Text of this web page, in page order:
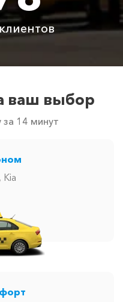
Точную цену вам
при заказе.
ваш выбор
14 минут
Kia